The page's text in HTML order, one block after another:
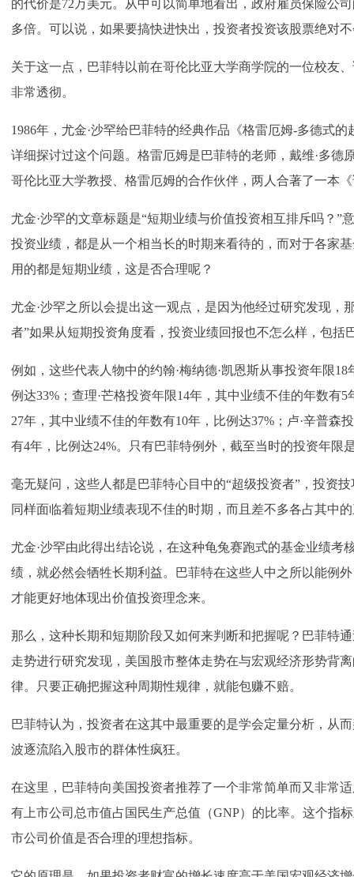
的代价是72万美元。从中可以简单地看出，政府雇员保险公
多倍。可以说，如果要搞快进快出，投资者投资该股票绝对
关于这一点，巴菲特以前在哥伦比亚大学商学院的一位校友
非常透彻。
1986年，尤金·沙罕给巴菲特的经典作品《格雷厄姆-多德式
详细探讨过这个问题。格雷厄姆是巴菲特的老师，戴维·多德
哥伦比亚大学教授、格雷厄姆的合作伙伴，两人合著了一本
尤金·沙罕的文章标题是“短期业绩与价值投资相互排斥吗？”
投资业绩，都是从一个相当长的时期来看待的，而对于各家
用的都是短期业绩，这是否合理呢？
尤金·沙罕之所以会提出这一观点，是因为他经过研究发现，
者”如果从短期投资角度看，投资业绩回报也不怎么样，包括
例如，这些代表人物中的约翰·梅纳德·凯恩斯从事投资年限
例达33%；查理·芒格投资年限14年，其中业绩不佳的年数有
27年，其中业绩不佳的年数有10年，比例达37%；卢·辛普森
有4年，比例达24%。只有巴菲特例外，截至当时的投资年限
毫无疑问，这些人都是巴菲特心目中的“超级投资者”，投资
同样面临着短期业绩表现不佳的时期，而且差不多各占其中
尤金·沙罕由此得出结论说，在这种龟兔赛跑式的基金业绩考
绩，就必然会牺牲长期利益。巴菲特在这些人中之所以能例
才能更好地体现出价值投资理念来。
那么，这种长期和短期阶段又如何来判断和把握呢？巴菲特
走势进行研究发现，美国股市整体走势在与宏观经济形势背
律。只要正确把握这种周期性规律，就能包赚不赔。
巴菲特认为，投资者在这其中最重要的是学会定量分析，从
波逐流陷入股市的群体性疯狂。
在这里，巴菲特向美国投资者推荐了一个非常简单而又非常
有上市公司总市值占国民生产总值（GNP）的比率。这个指
市公司价值是否合理的理想指标。